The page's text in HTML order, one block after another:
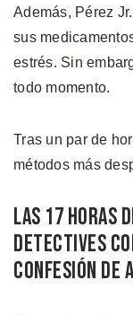
Además, Pérez
sus
estrés. Sin
todo momento.
Tras un par de
métodos más
Las 17 horas
Detectives
Confesión de